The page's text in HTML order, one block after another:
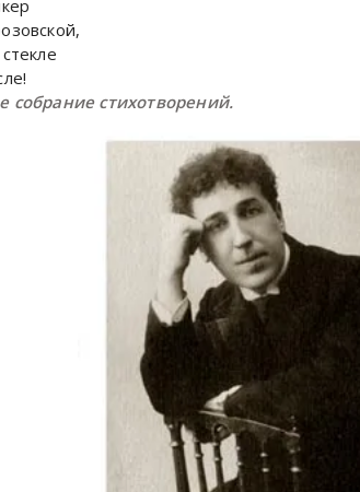
собрание стихотворений.